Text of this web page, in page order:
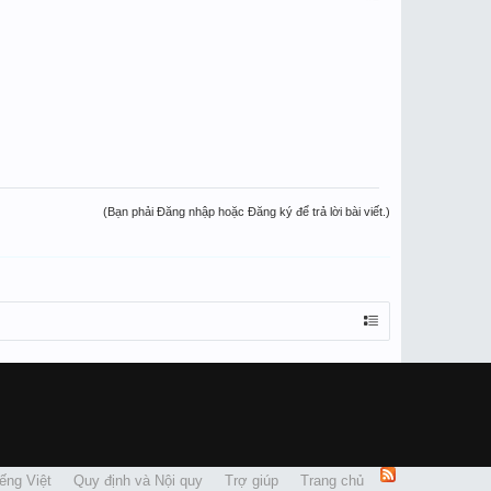
(Bạn phải Đăng nhập hoặc Đăng ký để trả lời bài viết.)
Việt Quy định và Nội quy Trợ giúp Trang chủ